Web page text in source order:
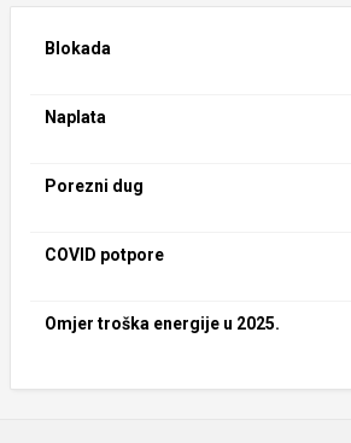
Blokada
Naplata
Porezni dug
COVID potpore
Omjer troška energije u 2025.